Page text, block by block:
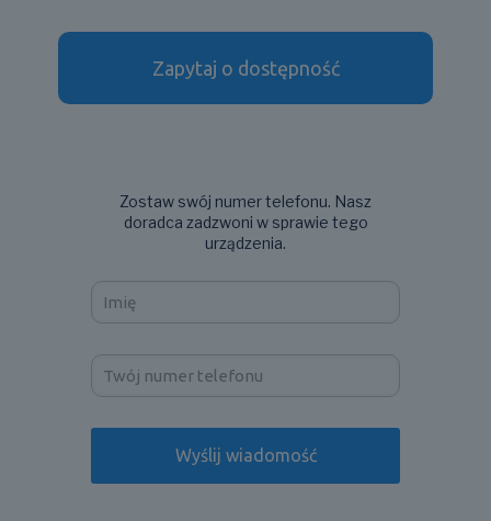
Zapytaj o dostępność
Zostaw swój numer telefonu. Nasz
doradca zadzwoni w sprawie tego
urządzenia.